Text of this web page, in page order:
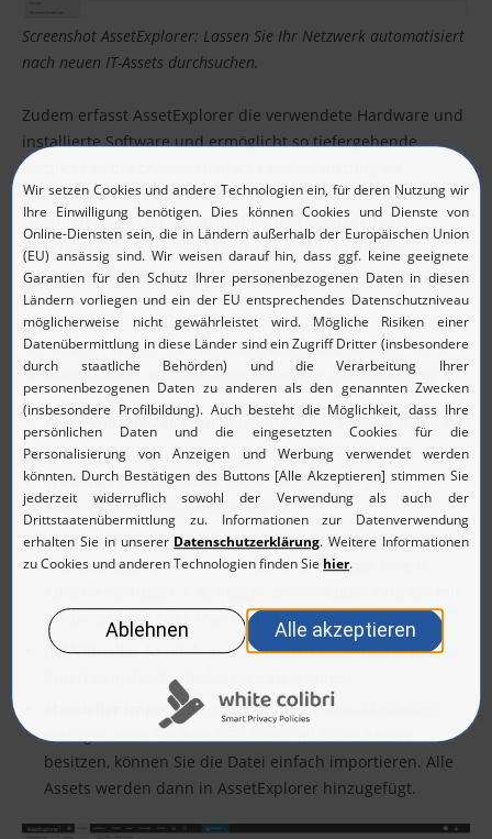
Screenshot AssetExplorer: Lassen Sie Ihr Netzwerk automatisiert
nach neuen IT-Assets durchsuchen.
Zudem erfasst AssetExplorer die verwendete Hardware und
installierte Software und ermöglicht so tiefergehende
Einblicke in die charakteristische Asset-Nutzung im
Unternehmens. Diese Details lassen sich entweder
zusammengefasst oder ausführlich in verschiedenen
Berichten anzeigen. Zahlreiche Reports sind bei der
Installation des AssetExplorers bereits vorkonfiguriert
vorhanden, können aber auch einzeln definiert werden.
Um Assets im Unternehmensnetzwerk aufzuspüren, stehen
in AssetExplorer verschiedene Methoden zur Verfügung:
Agentenbasierter Scan
; dazu muss der Agent auf der zu
scannenden Workstation installiert werden
Windows Domain Scan: Dabei werden alle Assets in
einer Windows-Domäne gescannt
Scan eines Netzwerks oder Netzwerkbereichs:Diese
Methode eignet sich für alle Geräte, die über eine IP-
Linux-, Solaris- oder Mac-Betriebssystem.
Individueller Asset-Scan:Ermöglicht es, einzelne Geräte
durch Eingabe der IP-Adresse zu scannen
Manueller Import:Falls alle anderen Scan-Methoden
versagen oder Sie eine CSV-Datei mit Ihren Assets
besitzen, können Sie die Datei einfach importieren. Alle
Assets werden dann in AssetExplorer hinzugefügt.